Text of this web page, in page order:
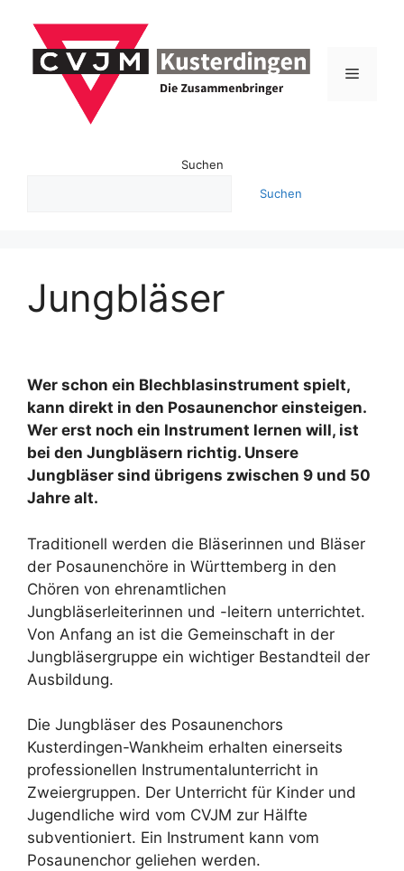
Inhalt
springen
Menü
Suchen
Suchen
Jungbläser
Wer schon ein Blechblasinstrument spielt,
kann direkt in den Posaunenchor einsteigen.
Wer erst noch ein Instrument lernen will, ist
bei den Jungbläsern richtig. Unsere
Jungbläser sind übrigens zwischen 9 und 50
Jahre alt.
Traditionell werden die Bläserinnen und Bläser
der Posaunenchöre in Württemberg in den
Chören von ehrenamtlichen
Jungbläserleiterinnen und -leitern unterrichtet.
Von Anfang an ist die Gemeinschaft in der
Jungbläsergruppe ein wichtiger Bestandteil der
Ausbildung.
Die Jungbläser des Posaunenchors
Kusterdingen-Wankheim erhalten einerseits
professionellen Instrumentalunterricht in
Zweiergruppen. Der Unterricht für Kinder und
Jugendliche wird vom CVJM zur Hälfte
subventioniert. Ein Instrument kann vom
Posaunenchor geliehen werden.